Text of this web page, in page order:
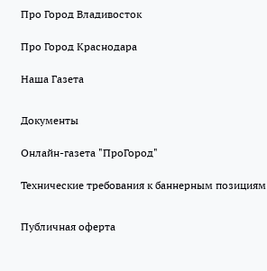
Про Город Владивосток
Про Город Краснодара
Наша Газета
Документы
Онлайн-газета "ПроГород"
Технические требования к баннерным позициям
Публичная оферта